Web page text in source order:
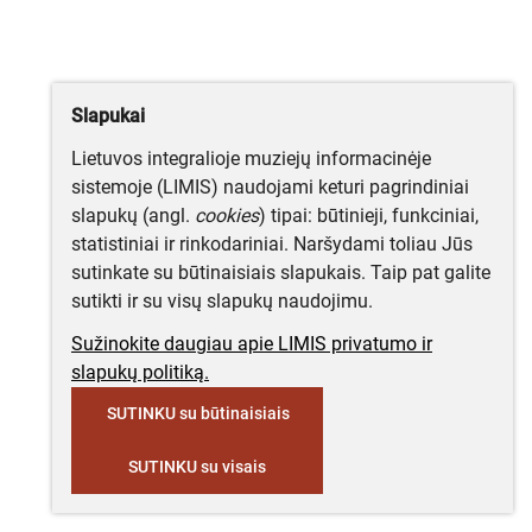
Slapukai
Lietuvos integralioje muziejų informacinėje
sistemoje (LIMIS) naudojami keturi pagrindiniai
slapukų (angl. cookies) tipai: būtinieji, funkciniai,
statistiniai ir rinkodariniai. Naršydami toliau Jūs
sutinkate su būtinaisiais slapukais. Taip pat galite
sutikti ir su visų slapukų naudojimu.
Sužinokite daugiau apie LIMIS privatumo ir
slapukų politiką.
SUTINKU su būtinaisiais
SUTINKU su visais